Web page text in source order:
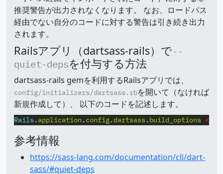
推奨警告が出力されなくなります。 なお、ロードパス
経由でない自分のコードに対する警告は引き続き出力
されます。
Railsアプリ（dartsass-rails）で--
quiet-depsを付与する方法
dartsass-rails gemを利用するRailsアプリでは、
config/initializers/dartsass.rbを開いて（なければ
新規作成して）、 以下のコードを記述します。
Rails. application . config.dartsass. build_options <<
参考情報
https://sass-lang.com/documentation/cli/dart-
sass/#quiet-deps